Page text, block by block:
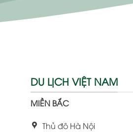
DU LỊCH VIỆT NAM
MIỀN BẮC
Thủ đô Hà Nội